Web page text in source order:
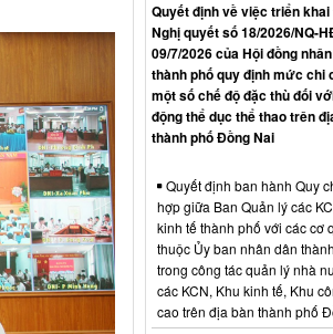
Quyết định về việc triển
Nghị quyết số 18/2026/NQ-
09/7/2026 của Hội đồng
thành phố quy định mức chi
một số chế độ đặc thù đối
động thể dục thể thao trên
thành phố Đồng Nai
Quyết định ban hành Quy
hợp giữa Ban Quản lý các
kinh tế thành phố với các cơ
thuộc Ủy ban nhân dân
trong công tác quản lý nhà
các KCN, Khu kinh tế, Khu
cao trên địa bàn thành phố